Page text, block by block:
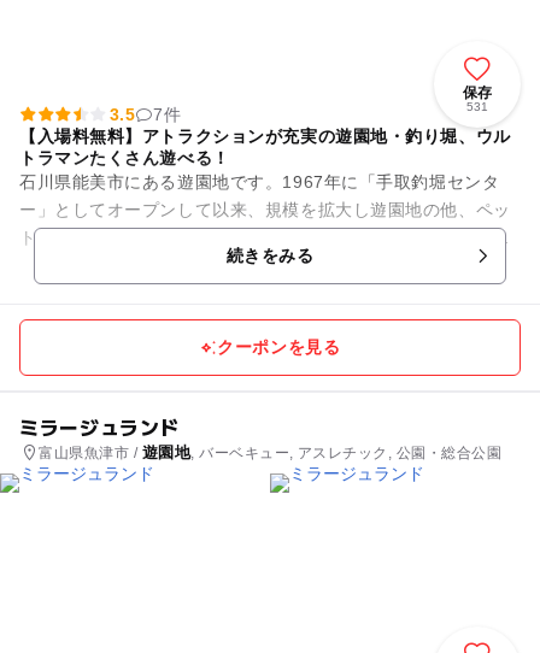
保存
531
3.5
7件
【入場料無料】アトラクションが充実の遊園地・釣り堀、ウル
トラマンたくさん遊べる！
石川県能美市にある遊園地です。1967年に「手取釣堀センタ
ー」としてオープンして以来、規模を拡大し遊園地の他、ペッ
トショップや「ウルトラマンスタジアム」を増設し、総合レジ
ャー施設となりました。つ...続きをみる
クーポンを見る
ミラージュランド
富山県魚津市 / 遊園地, バーベキュー, アスレチック, 公園・総合公園